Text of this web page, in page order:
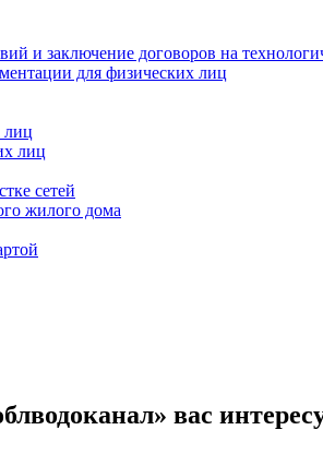
и заключение договоров на
для физических лиц
лиц
лиц
сетей
жилого дома
вас